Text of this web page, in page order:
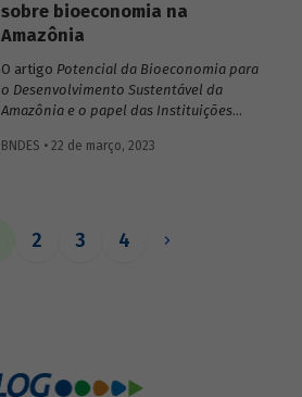
sobre bioeconomia na
Amazônia
O artigo Potencial da Bioeconomia para
o Desenvolvimento Sustentável da
Amazônia e o papel das Instituições
Leonardo Pamplona, Nabil Kadri e Julio
sustentável, inclusivo e inovativo” do
BNDES • 22 de março, 2023
2 3 4